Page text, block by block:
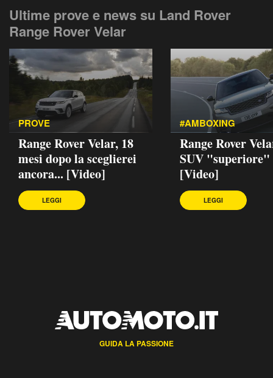
Ultime prove e news su Land Rover
Range Rover Velar
PROVE
Range Rover Velar, 18
mesi dopo la sceglierei
ancora... [Video]
LEGGI
#AMBOXING
Range Rover
SUV "superiore"
[Video]
LEGGI
GUIDA LA PASSIONE